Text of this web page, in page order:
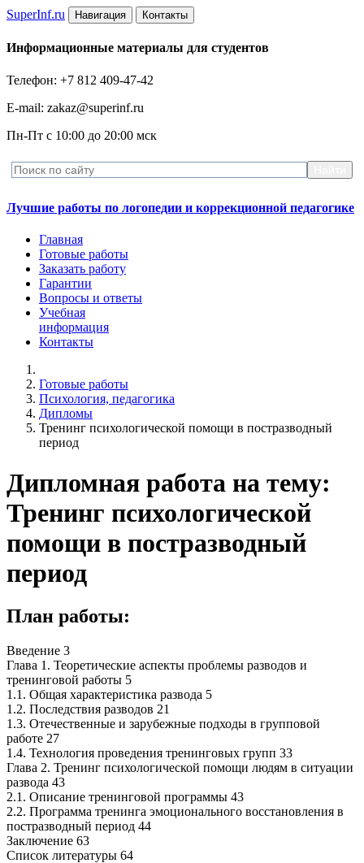
SuperInf.ru Навигация Контакты
Информационные материалы для студентов
Телефон: +7 812 409-47-42
E-mail: zakaz@superinf.ru
Пн-Пт с 10:00 до 20:00 мск
Лучшие работы по логопедии и коррекционной педагогике
Главная
Готовые работы
Заказать работу
Гарантии
Вопросы и ответы
Учебная
информация
Контакты
Готовые работы
Психология, педагогика
Дипломы
Тренинг психологической помощи в постразводный
период
Дипломная работа на тему:
Тренинг психологической
помощи в постразводный
период
План работы:
Введение 3
Глава 1. Теоретические аспекты проблемы разводов и
тренинговой работы 5
1.1. Общая характеристика развода 5
1.2. Последствия разводов 21
1.3. Отечественные и зарубежные подходы в групповой
работе 27
1.4. Технология проведения тренинговых групп 33
Глава 2. Тренинг психологической помощи людям в ситуации
развода 43
2.1. Описание тренинговой программы 43
2.2. Программа тренинга эмоционального восстановления в
постразводный период 44
Заключение 63
Список литературы 64